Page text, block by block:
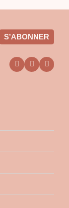
S’ABONNER